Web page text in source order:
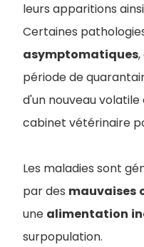
leurs apparitions
Certaines
asymptomatiques
période de
d'un nouveau volatile
cabinet vétérinaire
Les maladies sont
par des mauvaises
une alimentation
surpopulation.